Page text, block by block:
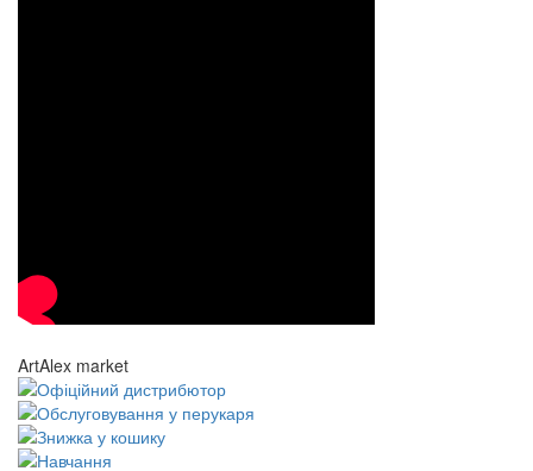
ArtAlex market